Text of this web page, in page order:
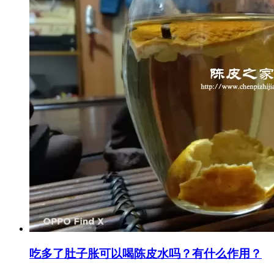
吃多了肚子胀可以喝陈皮水吗？有什么作用？